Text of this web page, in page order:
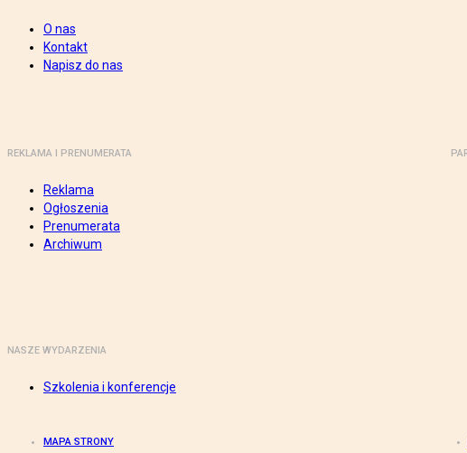
O nas
Kontakt
Napisz do nas
REKLAMA I PRENUMERATA
Reklama
Ogłoszenia
Prenumerata
Archiwum
NASZE WYDARZENIA
Szkolenia i konferencje
MAPA STRONY